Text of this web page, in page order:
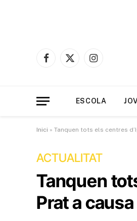
Facebook
X
Instagram
ESCOLA
Inici » Tanquen tots els centres
ACTUALITAT
Tanquen
Prat a